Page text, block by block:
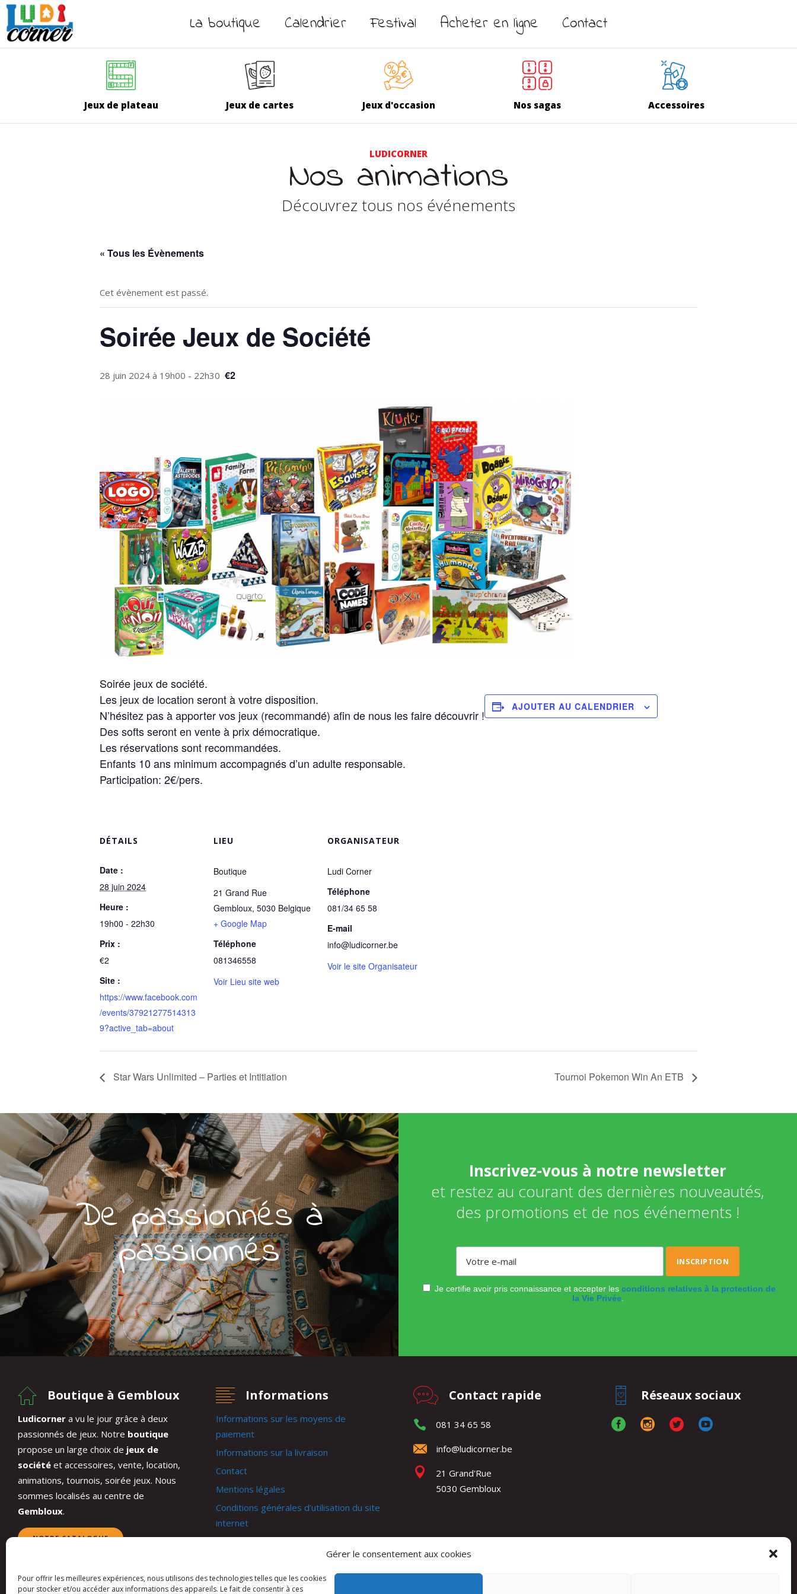
Gérer le consentement aux cookies
Pour offrir les meilleures expériences, nous utilisons des technologies telles que les cookies
pour stocker et/ou accéder aux informations des appareils. Le fait de consentir à ces
La boutique Calendrier Festival Acheter en ligne Contact
Jeux de plateau Jeux de cartes Jeux d'occasion Nos sagas Accessoires
LUDICORNER
Nos animations
Découvrez tous nos événements
« Tous les Évènements
Cet évènement est passé.
Soirée Jeux de Société
28 juin 2024 à 19h00 - 22h30 €2
Soirée jeux de société.
Les jeux de location seront à votre disposition.
N’hésitez pas à apporter vos jeux (recommandé) afin de nous les faire découvrir !
Des softs seront en vente à prix démocratique.
Les réservations sont recommandées.
Enfants 10 ans minimum accompagnés d’un adulte responsable.
Participation: 2€/pers.
AJOUTER AU CALENDRIER
DÉTAILS
Date :
28 juin 2024
Heure :
19h00 - 22h30
Prix :
€2
Site :
https://www.facebook.com
/events/37921277514313
9?active_tab=about
LIEU
Boutique
21 Grand Rue
Gembloux, 5030 Belgique
+ Google Map
Téléphone
081346558
Voir Lieu site web
ORGANISATEUR
Ludi Corner
Téléphone
081/34 65 58
E-mail
info@ludicorner.be
Voir le site Organisateur
Star Wars Unlimited – Parties et Intitiation Tournoi Pokemon Win An ETB
De passionnés à
passionnés
Inscrivez-vous à notre newsletter
et restez au courant des dernières nouveautés,
des promotions et de nos événements !
Je certifie avoir pris connaissance et accepter les conditions relatives à la protection de
la Vie Privée.
Boutique à Gembloux
Ludicorner a vu le jour grâce à deux
passionnés de jeux. Notre boutique
propose un large choix de jeux de
société et accessoires, vente, location,
animations, tournois, soirée jeux. Nous
sommes localisés au centre de
Gembloux.
NOTRE CATALOGUE
Informations
Informations sur les moyens de
paiement
Informations sur la livraison
Contact
Mentions légales
Conditions générales d’utilisation du site
internet
Conditions générales de ventes
Panier
Contact rapide
081 34 65 58
info@ludicorner.be
21 Grand'Rue
5030 Gembloux
Réseaux sociaux